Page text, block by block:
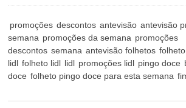
promoções descontos antevisão antevisão
semana promoções da semana promoções
descontos semana antevisão folhetos folheto
lidl folheto lidl lidl promoções lidl pingo doce
doce folheto pingo doce para esta semana